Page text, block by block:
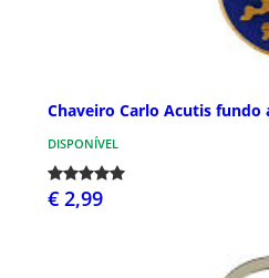
Chaveiro Carlo Acutis
DISPONÍVEL
€ 2,99